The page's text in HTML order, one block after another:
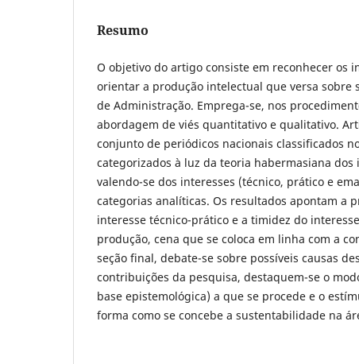
Resumo
O objetivo do artigo consiste em reconhecer os
orientar a produção intelectual que versa sobre
de Administração. Emprega-se, nos
abordagem de viés quantitativo e qualitativo.
conjunto de periódicos nacionais classificados
categorizados à luz da teoria habermasiana dos
valendo-se dos interesses (técnico, prático e
categorias analíticas. Os resultados apontam a
interesse técnico-prático e a timidez do
produção, cena que se coloca em linha com a
seção final, debate-se sobre possíveis causas
contribuições da pesquisa, destaquem-se o
base epistemológica) a que se procede e o
forma como se concebe a sustentabilidade na